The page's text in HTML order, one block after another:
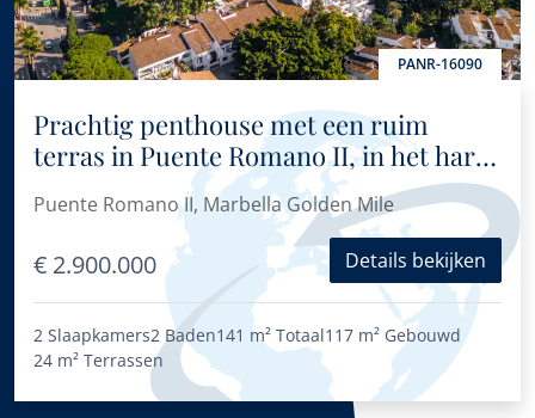
PANR-16090
Prachtig penthouse met een ruim
terras in Puente Romano II, in het hart
van de Golden Mile van Marbella.
Puente Romano II, Marbella Golden Mile
€ 2.900.000 Details bekijken
2 Slaapkamers2 Baden141 m² Totaal117 m² Gebouwd
24 m² Terrassen